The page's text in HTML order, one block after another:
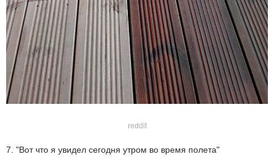
reddit
7. "Вот что я увидел сегодня утром во время полета"